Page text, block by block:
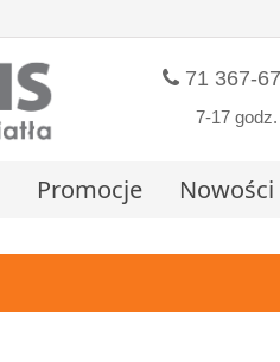
71 367-
7-17 godz.
Promocje Nowości